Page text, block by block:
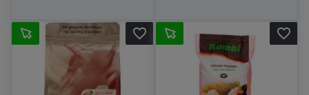
favorite_border favorite_border